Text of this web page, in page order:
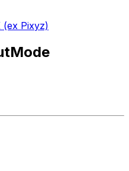
(ex Pixyz)